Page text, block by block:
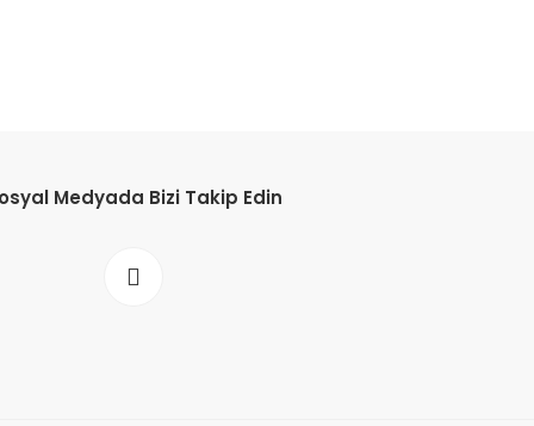
Medyada Bizi Takip Edin